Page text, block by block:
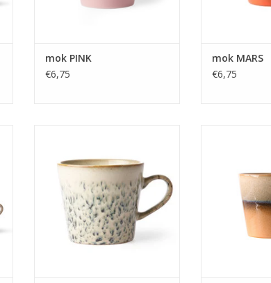
mok PINK
€6,75
mok MARS
€6,75
collectie.
TOEVOEGEN AAN WINKELWAGEN
TOEVOEGEN